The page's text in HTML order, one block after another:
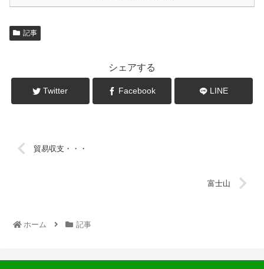
記事
シェアする
Twitter Facebook LINE
貿易収支・・・
富士山
ホーム 記事